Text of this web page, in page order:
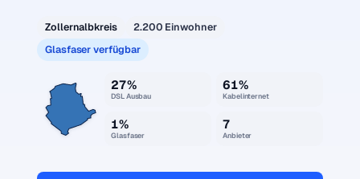
Zollernalbkreis
2.200 Einwohner
Glasfaser verfügbar
27%
DSL Ausbau
61%
Kabelinternet
1%
Glasfaser
7
Anbieter